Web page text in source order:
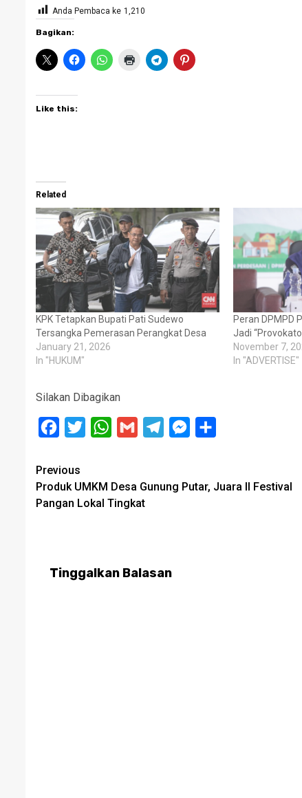
Anda Pembaca ke 1,210
Bagikan:
Like this:
Related
KPK Tetapkan Bupati Pati Sudewo
Tersangka Pemerasan Perangkat Desa
January 21, 2026
In "HUKUM"
Peran DPMPD
Jadi
November 7,
In "ADVERTISE"
Silakan Dibagikan
Facebook
Twitter WhatsApp
Gmail TelegramMessenger
Post
navigation
Previous
Produk UMKM Desa Gunung Putar, Juara II Festival
Pangan Lokal Tingkat
Tinggalkan Balasan